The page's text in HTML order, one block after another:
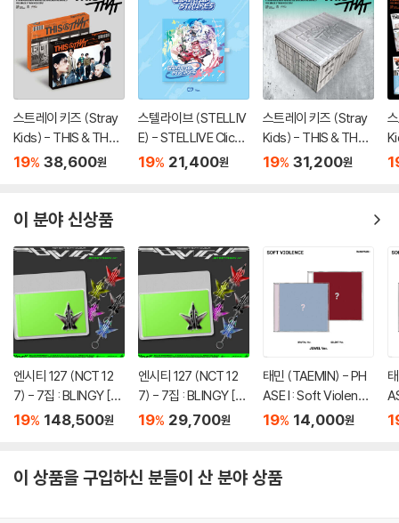
스트레이 키즈 (Stray
Kids) - THIS & THAT
[2종 SET]
19% 38,600원
스텔라이브 (STELLIV
E) - STELLIVE Cliche
1st EP 「Colorful Stro
19% 21,400원
스트레이 키즈 (Stray
Kids) - THIS & THAT
[TRUCK VER.]
19% 31,200원
이 분야 신상품
엔시티 127 (NCT 12
7) - 7집 : BLINGY [JE
T Keychain Ver.](스
19% 148,500원
엔시티 127 (NCT 12
7) - 7집 : BLINGY [JE
T Keychain Ver.](스
19% 29,700원
태민 (TAEMIN) - PH
ASE I : Soft Violence
[JEWEL Ver.][2종 중
19% 14,000원
이 상품을 구입하신 분들이 산 분야 상품